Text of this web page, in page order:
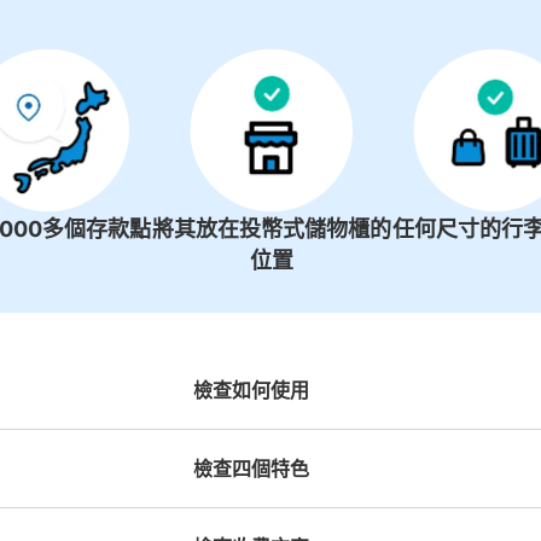
沒有關於投幣式儲物櫃的資訊
多個存款點將其放在投幣式儲物櫃的
位置
任何尺寸的行
檢查如何使用
檢查四個特色